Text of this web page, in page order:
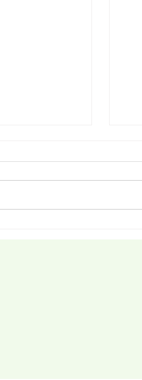
式について